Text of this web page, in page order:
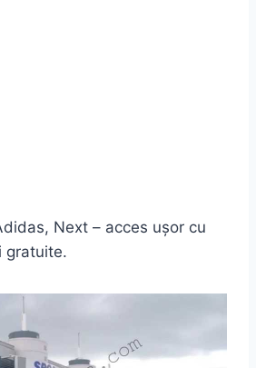
Next – acces ușor cu
gratuite.